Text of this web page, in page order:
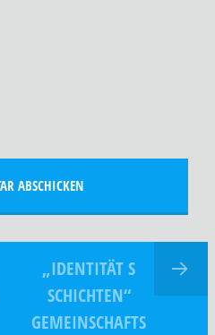
„IDENTITÄT S
SCHICHTEN“
GEMEINSCHAFTS